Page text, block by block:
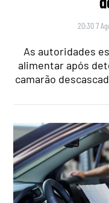
20:30 7
As autoridades
alimentar após
camarão